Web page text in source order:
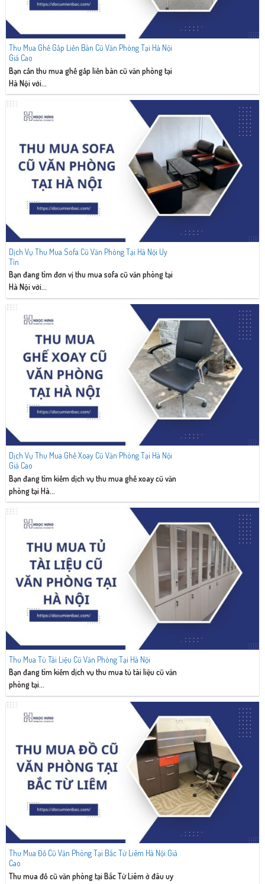
Thu Mua Ghế Gấp Liền Bàn Cũ Văn Phòng Tại Hà Nội
Giá Cao
Bạn cần thu mua ghế gấp liền bàn cũ văn phòng tại
Hà Nội với...
Dịch Vụ Thu Mua Sofa Cũ Văn Phòng Tại Hà Nội Uy
Tín
Bạn đang tìm đơn vị thu mua sofa cũ văn phòng tại
Hà Nội với...
Dịch Vụ Thu Mua Ghế Xoay Cũ Văn Phòng Tại Hà Nội
Giá Cao
Bạn đang tìm kiếm dịch vụ thu mua ghế xoay cũ văn
phòng tại Hà...
Thu Mua Tủ Tài Liệu Cũ Văn Phòng Tại Hà Nội
Bạn đang tìm kiếm dịch vụ thu mua tủ tài liệu cũ văn
phòng tại...
Thu Mua Đồ Cũ Văn Phòng Tại Bắc Từ Liêm Hà Nội Giá
Cao
Thu mua đồ cũ văn phòng tại Bắc Từ Liêm ở đâu uy